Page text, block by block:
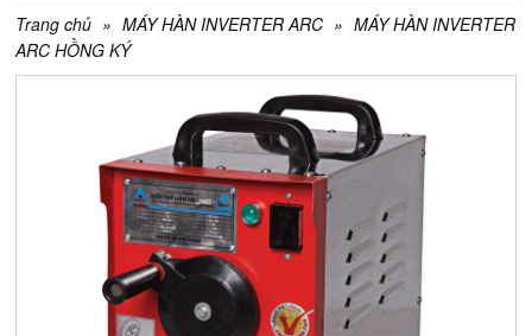
Trang chủ » MÁY HÀN INVERTER ARC » MÁY HÀN INVERTER
ARC HỒNG KÝ